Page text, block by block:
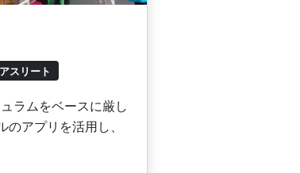
スリート
ラムをベースに厳し
アプリを活用し、